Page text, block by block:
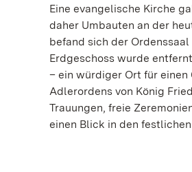
Eine evangelische Kirche
daher Umbauten an der
befand sich der
Erdgeschoss wurde
– ein würdiger Ort für einen
Adlerordens von König
Trauungen, freie
einen Blick in den festlichen